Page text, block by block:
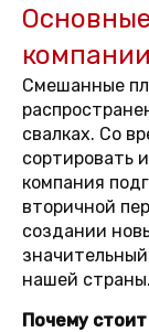
компании
Смешанные
свалках. Со
сортировать
компания
вторичной
создании
нашей страны.
Почему